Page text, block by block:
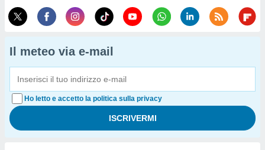
Il meteo via e-mail
Ho letto e accetto la politica sulla privacy